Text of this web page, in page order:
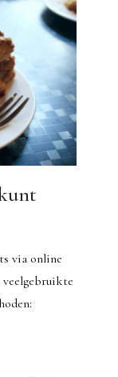
via online